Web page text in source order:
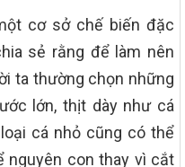
cơ sở chế biến đặc
sẻ rằng để làm nên
ta thường chọn những
lớn, thịt dày như cá
cá nhỏ cũng có thể
nguyên con thay vì cắt